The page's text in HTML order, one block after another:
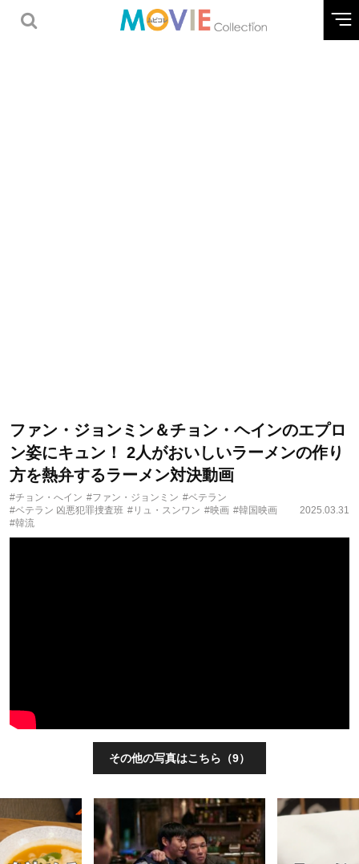
ファン・ジョンミン＆チョン・ヘインのエプロ
ン姿にキュン！ 2人がおいしいラーメンの作り
方を熱弁するラーメン対決動画
#チョン・へイン #ファン・ジョンミン #ベテラン
#ベテラン 凶悪犯罪捜査班 #リュ・スンワン #映画 #韓国映画
#韓流
2025.03.31
その他の写真はこちら（9）